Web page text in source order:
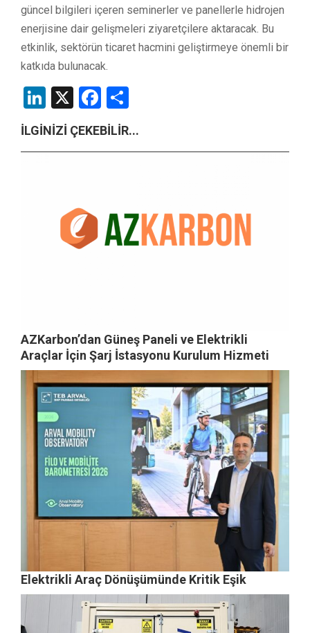
güncel bilgileri içeren seminerler ve panellerle hidrojen
enerjisine dair gelişmeleri ziyaretçilere aktaracak. Bu
etkinlik, sektörün ticaret hacmini geliştirmeye önemli bir
katkıda bulunacak.
LinkedIn
X Facebook
İLGİNİZİ ÇEKEBİLİR...
AZKarbon’dan Güneş Paneli ve Elektrikli
Araçlar İçin Şarj İstasyonu Kurulum Hizmeti
Elektrikli Araç Dönüşümünde Kritik Eşik